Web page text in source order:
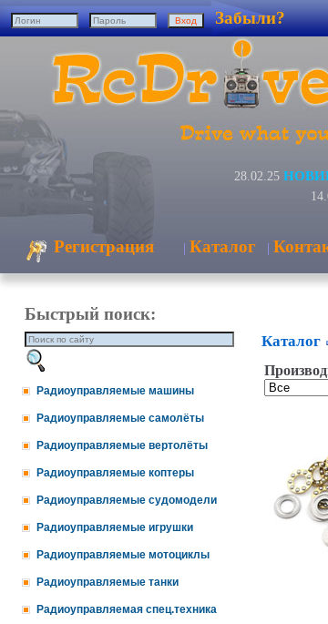
Забыли?
28.02.25
Регистрация | Каталог |
Быстрый поиск:
Радиоуправляемые машины
Радиоуправляемые самолёты
Радиоуправляемые вертолёты
Радиоуправляемые коптеры
Радиоуправляемые судомодели
Радиоуправляемые игрушки
Радиоуправляемые мотоциклы
Радиоуправляемые танки
Радиоуправляемая спец.техника
Каталог